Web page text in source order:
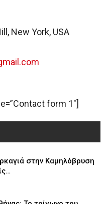
New York, USA
form 1″]
στην Καμηλόβρυση